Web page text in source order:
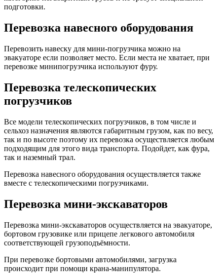
подготовки.
Перевозка навесного оборудования
Перевозить навеску для мини-погрузчика можно на
эвакуаторе если позволяет место. Если места не хватает, при
перевозке минипогрузчика используют фуру.
Перевозка телескопических
погрузчиков
Все модели телескопических погрузчиков, в том числе и
сельхоз назначения являются габаритным грузом, как по весу,
так и по высоте поэтому их перевозка осуществляется любым
подходящим для этого вида транспорта. Подойдет, как фура,
так и наземный трал.
Перевозка навесного оборудования осуществляется также
вместе с телескопическими погрузчиками.
Перевозка мини-экскаваторов
Перевозка мини-экскаваторов осуществляется на эвакуаторе,
бортовом грузовике или прицепе легкового автомобиля
соответствующей грузоподъёмности.
При перевозке бортовыми автомобилями, загрузка
происходит при помощи крана-манипулятора.